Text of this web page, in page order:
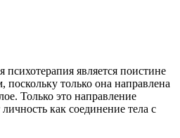
психотерапия является поистине
только она направлена
Только это направление
как соединение тела с